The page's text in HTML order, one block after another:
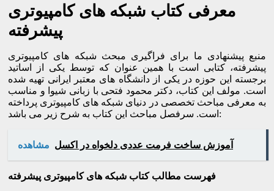
معرفی کتاب شبکه های کامپیوتری
پیشرفته
منبع پیشنهادی ما برای فراگیری مبحث شبکه های کامپیوتری
پیشرفته، کتابی است با همین عنوان که توسط یکی از اساتید
برجسته این حوزه در یکی از دانشگاه های معتبر ایرانی تهیه شده
است. مولف این کتاب، دکتر محمود فتحی با زبانی شیوا و مناسب
به معرفی مباحث تخصصی در دنیای شبکه های کامپیوتری پرداخته
است. سرفصل مباحث این کتاب به شرح زیر می باشد:
مشاهده آموزش ساخت فرمت عددی دلخواه در اکسل
فهرست مطالب کتاب شبکه های کامپیوتری پیشرفته